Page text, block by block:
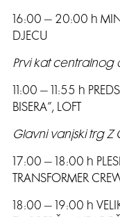
16:00 – 20:00 h
DJECU
Prvi kat centralnog
11:00 – 11:55 h
BISERA”, LOFT
Glavni vanjski trg Z
17:00 – 18:00 h
TRANSFORMER
18:00 – 19:00 h